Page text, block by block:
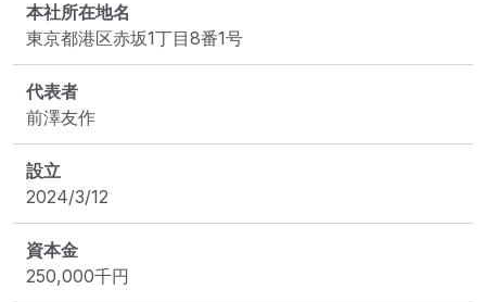
本社所在地名
東京都港区赤坂1丁目8番1号
代表者
前澤友作
設立
2024/3/12
資本金
250,000千円